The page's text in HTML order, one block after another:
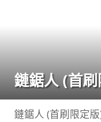
鏈鋸人 (首
鏈鋸人 (首刷限定